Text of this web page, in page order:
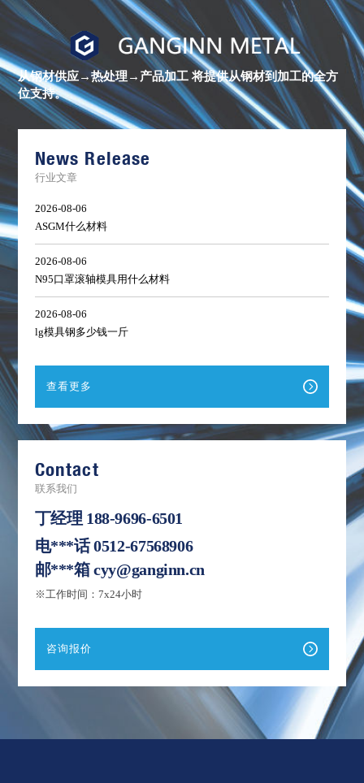
进
镍
合
金
棒
材
库
清
从钢材供应→热处理→产品加工将提供从钢材到加工的全方
位支持。
News Release
行业文章
2026-08-06
ASGM什么材料
2026-08-06
N95口罩滚轴模具用什么材料
2026-08-06
lg模具钢多少钱一斤
查看更多
Contact
联系我们
丁经理 188-9696-6501
电***话0512-67568906
邮***箱cyy@ganginn.cn
※工作时间：7x24小时
咨询报价